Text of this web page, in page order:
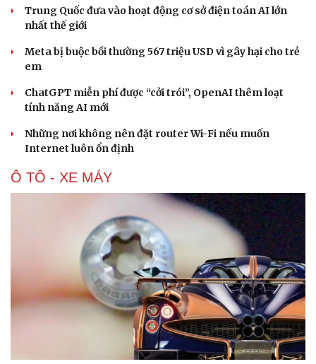
Săn Tour
check-in
Podcast
Câu chuyện thời sự
Đọc truyện đêm khuya
Cửa sổ tình yêu
Kể chuyện cho bé
Hạt giống tâm hồn
Trung Quốc đưa vào hoạt động cơ sở điện toán AI lớn
nhất thế giới
Meta bị buộc bồi thường 567 triệu USD vì gây hại cho trẻ
em
ChatGPT miễn phí được “cởi trói”, OpenAI thêm loạt
tính năng AI mới
Những nơi không nên đặt router Wi-Fi nếu muốn
Internet luôn ổn định
Ô TÔ - XE MÁY